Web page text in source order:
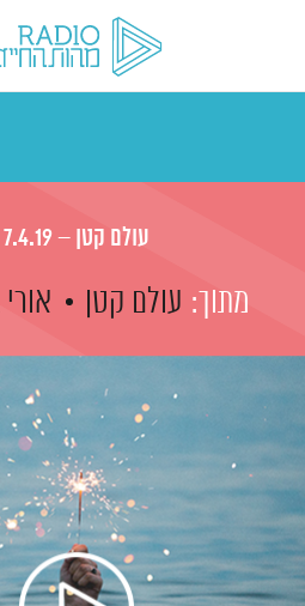
עולם קטן – 7.4.19
מתוך: עולם קטן